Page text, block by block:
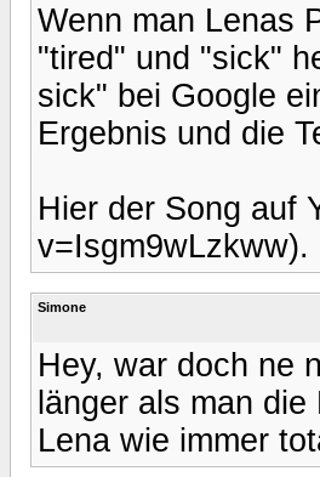
Wenn man Lenas
"tired" und "sick"
sick" bei Google
Ergebnis und die
Hier der Song auf
v=Isgm9wLzkww).
Simone
Hey, war doch ne
länger als man
Lena wie immer